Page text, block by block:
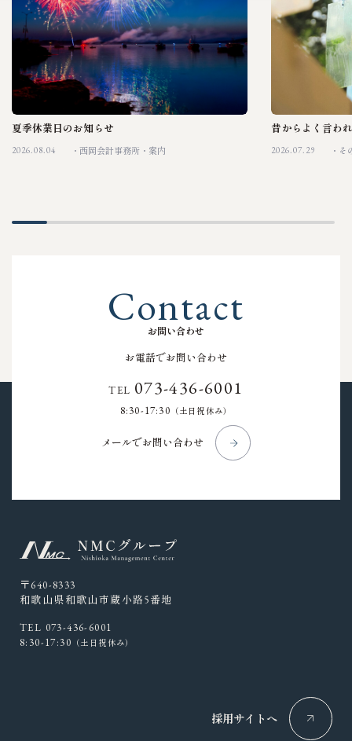
夏季休業日のお知らせ
2026.08.04 西岡会計事務所 案内
昔からよく言わ
2026.07.29 そ
お問い合わせ
Contact
お電話でお問い合わせ
TEL 073-436-6001
8:30-17:30 （土日祝休み）
メールでお問い合わせ
〒640-8333
和歌山県和歌山市蔵小路5番地
TEL 073-436-6001
8:30-17:30 （土日祝休み）
採用サイトへ